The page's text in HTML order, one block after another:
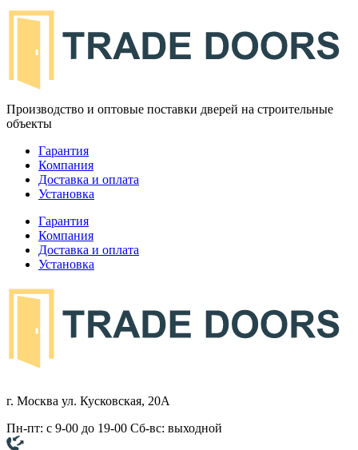
Производство и оптовые поставки дверей на строительные
объекты
Гарантия
Компания
Доставка и оплата
Установка
Гарантия
Компания
Доставка и оплата
Установка
г. Москва ул. Кусковская, 20А
Пн-пт: с 9-00 до 19-00 Сб-вс: выходной